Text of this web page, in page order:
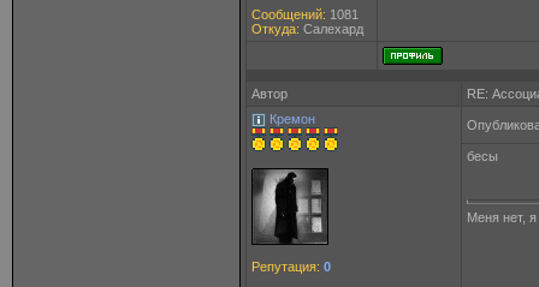
Сообщений: 1081
Откуда: Салехард
Автор
RE:
Кремон
Репутация: 0
бесы
Меня нет,